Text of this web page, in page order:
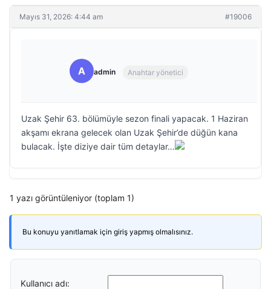
Mayıs 31, 2026: 4:44 am #19006
A admin Anahtar yönetici
Uzak Şehir 63. bölümüyle sezon finali yapacak. 1 Haziran
akşamı ekrana gelecek olan Uzak Şehir’de düğün kana
bulacak. İşte diziye dair tüm detaylar…
1 yazı görüntüleniyor (toplam 1)
Bu konuyu yanıtlamak için giriş yapmış olmalısınız.
Kullanıcı adı: